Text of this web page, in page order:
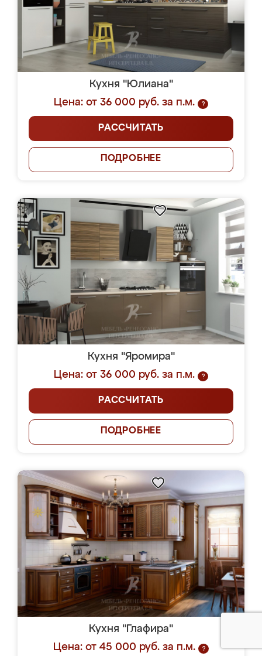
Кухня "Юлиана"
Цена: от 36 000 руб. за п.м.
?
РАССЧИТАТЬ
ПОДРОБНЕЕ
Кухня "Яромира"
Цена: от 36 000 руб. за п.м.
?
РАССЧИТАТЬ
ПОДРОБНЕЕ
Кухня "Глафира"
Цена: от 45 000 руб. за п.м.
?